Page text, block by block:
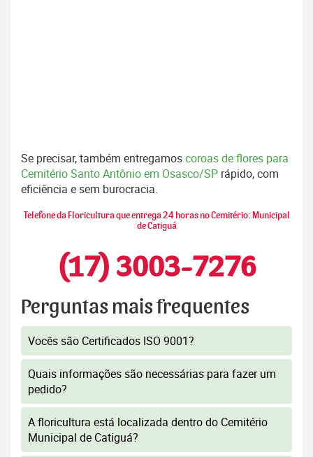
Se precisar, também entregamoscoroas de flores para
Cemitério Santo Antônio em Osasco/SP rápido, com
eficiência e sem burocracia.
Telefone da Floricultura que entrega 24 horas no Cemitério: Municipal
de Catiguá
(17) 3003-7276
Perguntas mais frequentes
Vocês são Certificados ISO 9001?
Quais informações são necessárias para fazer um
pedido?
A floricultura está localizada dentro do Cemitério
Municipal de Catiguá?